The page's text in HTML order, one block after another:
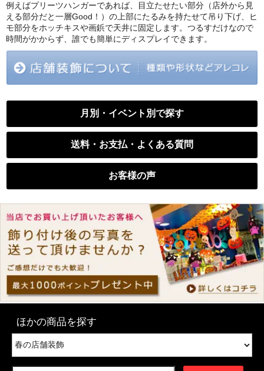
例えばプリーツハンガーであれば、目立たせたい部分（店外から見
える部分だと一層Good！）の上部にたるみを持たせて吊り下げ、ヒ
モ部分をホッチキスや画鋲で天井に固定します。つるすだけなので
時間がかからず、誰でも簡単にディスプレイできます。
月別・イベント別で探す
送料・お支払・よくある質問
お客様の声
ほかの商品を探す